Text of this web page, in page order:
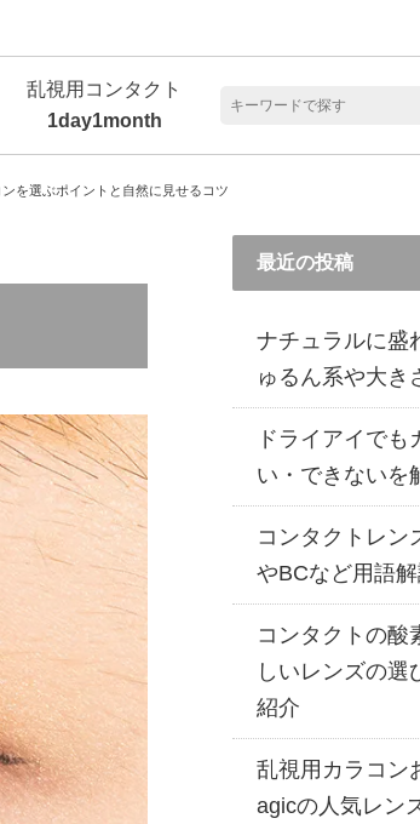
を選ぶポイントと自然に見せるコツ
最近の投稿
ナチュラルに盛
ゅるん系や大き
ドライアイで
い・できないを
コンタクトレン
やBCなど用語
コンタクトの酸
しいレンズの選
紹介
乱視用カラコン
agicの人気レン
乱視用コンタクト
1day1month
ズ 1day 商品一覧を見る
乱視用カラコン 1day
カラコン・サークルレンズ 2week
カラコン・サークルレンズ
ズ 1day 商品一覧を見る 乱視用カラコン 1day
クリアコンタクトレンズ 2week
乱視用カラコン 1day
乱視用カラコン 1month